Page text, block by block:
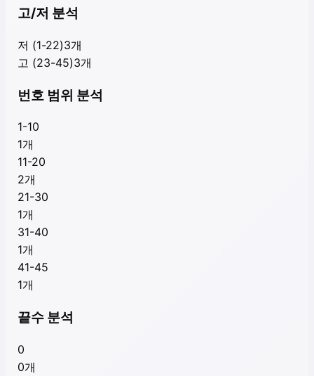
고/저 분석
저 (1-22)3개
고 (23-45)3개
번호 범위 분석
1-10
1개
11-20
2개
21-30
1개
31-40
1개
41-45
1개
끝수 분석
0
0개